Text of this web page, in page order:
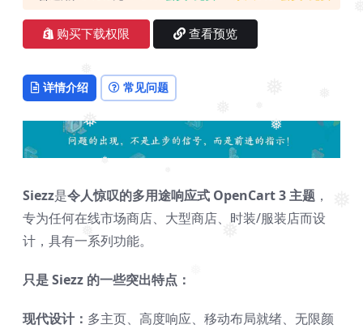
❅
❅
❅
❅ ❅
❅
购买下载权限 查看预览
详情介绍 常见问题
Siezz是令人惊叹的多用途响应式 OpenCart 3 主题 ，
专为任何在线市场商店、大型商店、时装/服装店而设
计，具有一系列功能。
只是 Siezz 的一些突出特点：
现代设计： 多主页、高度响应、移动布局就绪、无限颜